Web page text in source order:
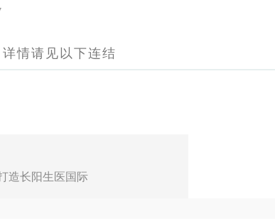
情请见以下连结
造长阳生医国际